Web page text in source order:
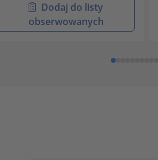
Dodaj do listy
obserwowanych